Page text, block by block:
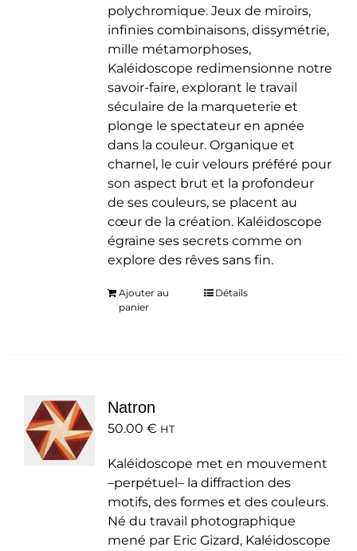
polychromique. Jeux de miroirs,
infinies combinaisons, dissymétrie,
mille métamorphoses,
Kaléidoscope redimensionne notre
savoir-faire, explorant le travail
séculaire de la marqueterie et
plonge le spectateur en apnée
dans la couleur. Organique et
charnel, le cuir velours préféré pour
son aspect brut et la profondeur
de ses couleurs, se placent au
cœur de la création. Kaléidoscope
égraine ses secrets comme on
explore des rêves sans fin.
Ajouter au
panier
Détails
Natron
50.00 € HT
Kaléidoscope met en mouvement
–perpétuel– la diffraction des
motifs, des formes et des couleurs.
Né du travail photographique
mené par Eric Gizard, Kaléidoscope